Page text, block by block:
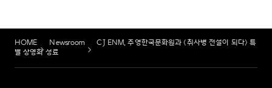
HOME Newsroom
CJ ENM, 주영한국문화원과 <취사병 전설이 되다> 특
별 상영회 성료